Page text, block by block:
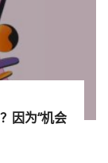
因为“机会